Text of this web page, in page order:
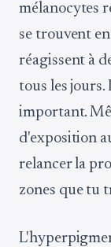
mélanocytes
se trouvent
réagissent à
tous les jours.
important.
d'exposition
relancer la
zones que tu